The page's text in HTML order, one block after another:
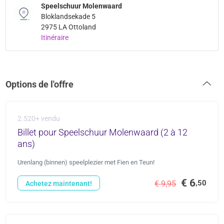
Speelschuur Molenwaard
Bloklandsekade 5
2975 LA Ottoland
Itinéraire
Options de l'offre
2.520+ vendu
Billet pour Speelschuur Molenwaard (2 à 12
ans)
Urenlang (binnen) speelplezier met Fien en Teun!
€ 9,95 € 6,50
Achetez maintenant!